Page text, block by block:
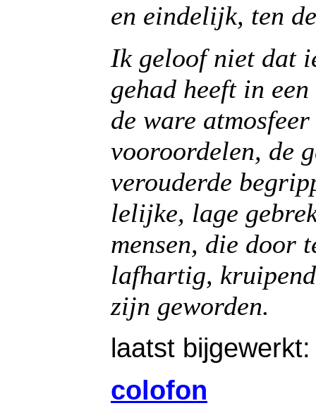
en eindelijk, ten
Ik geloof niet dat
gehad heeft in
de ware
vooroordelen, de
verouderde
lelijke, lage
mensen, die door
lafhartig,
zijn geworden.
laatst
colofon